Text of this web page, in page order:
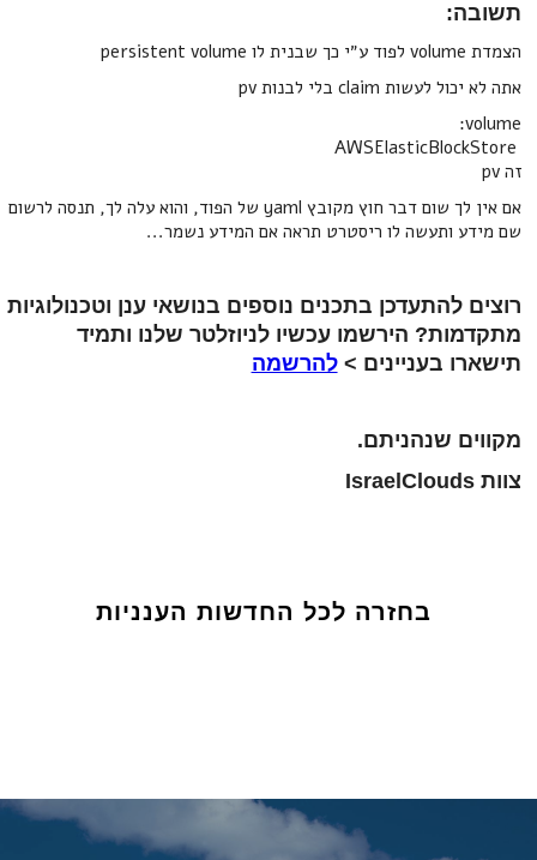
תשובה:
הצמדת volume לפוד ע״י כך שבנית לו persistent volume
אתה לא יכול לעשות claim בלי לבנות pv
volume:
זה pv
אם אין לך שום דבר חוץ מקובץ yaml של הפוד, והוא עלה לך, תנסה לרשום
שם מידע ותעשה לו ריסטרט תראה אם המידע נשמר...
רוצים להתעדכן בתכנים נוספים בנושאי ענן וטכנולוגיות
מתקדמות? הירשמו עכשיו לניוזלטר שלנו ותמיד
תישארו בעניינים >להרשמה
מקווים שנהניתם.
צוות IsraelClouds
בחזרה לכל החדשות הענניות